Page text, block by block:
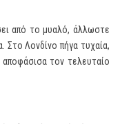
από το μυαλό, άλλωστε
Στο Λονδίνο πήγα τυχαία,
τον τελευταίο